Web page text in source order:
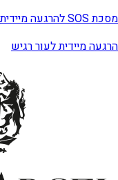
מסכת SOS להרגעה מיידית
הרגעה מיידית לעור רגיש